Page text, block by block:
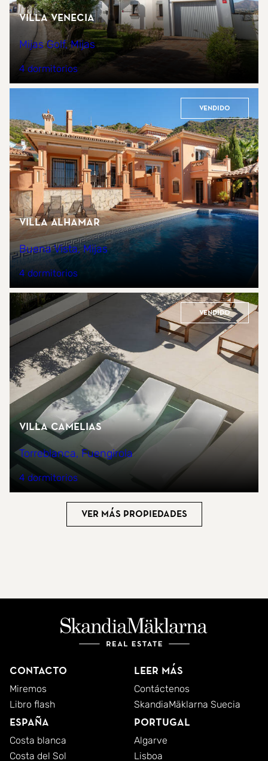
Villa Venecia
Mijas Golf, Mijas
4 dormitorios
Vendido
Villa Alhamar
Buena Vista, Mijas
4 dormitorios
Vendido
Villa Camelias
Torreblanca, Fuengirola
4 dormitorios
Ver más propiedades
Contacto
Miremos
Libro flash
Leer más
Contáctenos
SkandiaMäklarna Suecia
España
Costa blanca
Costa del Sol
Portugal
Algarve
Lisboa